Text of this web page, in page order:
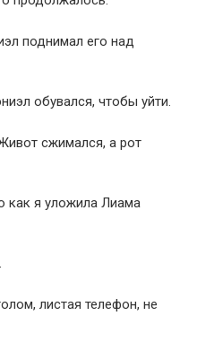
поднимал его над
обувался, чтобы уйти.
сжимался, а рот
как я уложила Лиама
листая телефон, не